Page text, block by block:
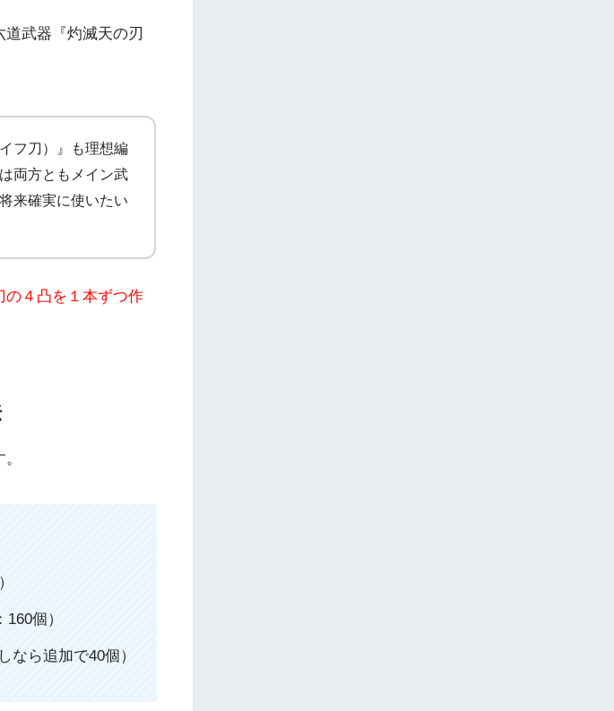
武器『灼滅天の刃
フ刀）』も理想編
両方ともメイン武
来確実に使いたい
の４凸を１本ずつ作
個）
ら追加で40個）